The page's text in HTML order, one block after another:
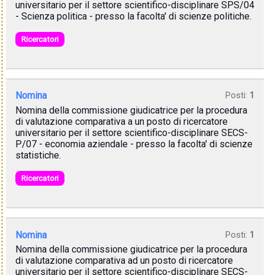
universitario per il settore scientifico-disciplinare SPS/04
- Scienza politica - presso la facolta' di scienze politiche.
Ricercatori
Nomina Posti: 1
Nomina della commissione giudicatrice per la procedura
di valutazione comparativa a un posto di ricercatore
universitario per il settore scientifico-disciplinare SECS-
P/07 - economia aziendale - presso la facolta' di scienze
statistiche.
Ricercatori
Nomina Posti: 1
Nomina della commissione giudicatrice per la procedura
di valutazione comparativa ad un posto di ricercatore
universitario per il settore scientifico-disciplinare SECS-